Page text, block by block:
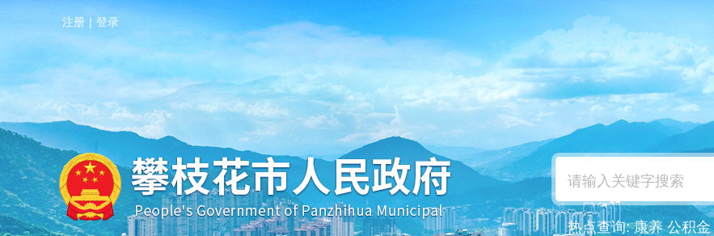
注册 | 登录
热点查询:康养 公积金